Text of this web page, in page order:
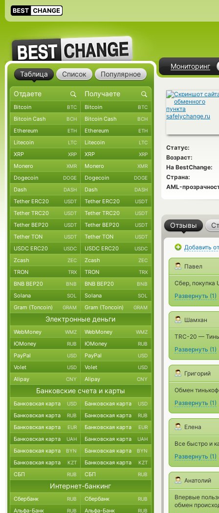
Мониторинг
Статус:
Возраст:
На BestChange:
Страна:
AML-
Отзывы
Добавить
Павел
Сбер, покупка
Развернуть (1)
Шамхан
TRC-20 —
Развернуть (1)
Григорий
Обмен
Развернуть (1)
Елена
Все быстро и
Развернуть (1)
Анатолий
Впервые
обмен
Таблица Список Популярное
Bitcoin BTC Bitcoin BTC
Bitcoin Cash BCH Bitcoin Cash BCH
Ethereum ETH Ethereum ETH
Litecoin LTC Litecoin LTC
XRP XRP XRP XRP
Monero XMR Monero XMR
Dogecoin DOGE Dogecoin DOGE
Dash DASH Dash DASH
Tether ERC20 USDT Tether ERC20 USDT
Tether TRC20 USDT Tether TRC20 USDT
Tether BEP20 USDT Tether BEP20 USDT
Tether TON USDT Tether TON USDT
USDC ERC20 USDC USDC ERC20 USDC
Zcash ZEC Zcash ZEC
TRON TRX TRON TRX
BNB BEP20 BNB BNB BEP20 BNB
Solana SOL Solana SOL
Gram (Toncoin) GRAM Gram (Toncoin) GRAM
Электронные деньги
WebMoney WMZ WebMoney WMZ
ЮMoney RUB ЮMoney RUB
PayPal USD PayPal USD
Volet USD Volet USD
Alipay CNY Alipay CNY
Банковские счета и карты
Банковская карта USD Банковская карта USD
Банковская карта RUB Банковская карта RUB
Банковская карта EUR Банковская карта EUR
Банковская карта UAH Банковская карта UAH
Банковская карта BYN Банковская карта BYN
Банковская карта KZT Банковская карта KZT
СБП RUB СБП RUB
Интернет-банкинг
Сбербанк RUB Сбербанк RUB
Альфа-Банк RUB Альфа-Банк RUB